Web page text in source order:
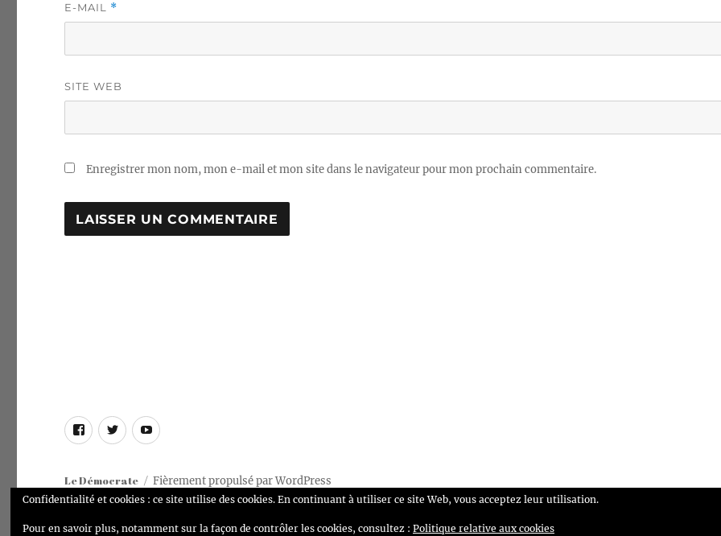
E-MAIL *
SITE WEB
Enregistrer mon nom, mon e-mail et mon site dans le navigateur pour mon prochain commentaire.
:
Page CompteChaîne
Le Démocrate Fièrement propulsé par WordPress
Confidentialité et cookies : ce site utilise des cookies. En continuant à utiliser ce site Web, vous acceptez leur utilisation.
Pour en savoir plus, notamment sur la façon de contrôler les cookies, consultez : Politique relative aux cookies